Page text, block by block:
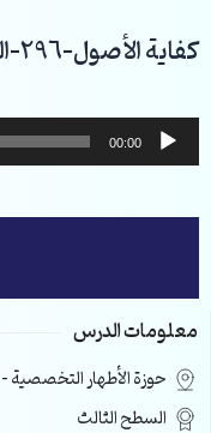
إلى
المحتوى
كفاية الأصول-296-الشيخ معين شرارة
مشغل
الصوت
00:00
معلومات الدرس
حوزة الأطهار التخصصية
السطح الثالث